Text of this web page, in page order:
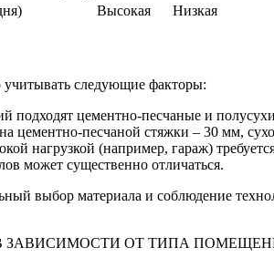
Высокая Низкая
следующие факторы:
подходят цементно-песчаные и
цементно-песчаной стяжки – 30 мм,
нагрузкой (например, гараж)
может существенно отличаться.
выбор материала и соблюдение
ЗАВИСИМОСТИ ОТ ТИПА